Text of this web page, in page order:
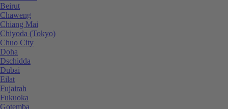
Beirut
Chaweng
Chiang Mai
Chiyoda (Tokyo)
Chuo City
Doha
Dschidda
Dubai
Eilat
Fujairah
Fukuoka
Gotemba